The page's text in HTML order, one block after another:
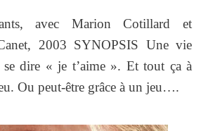
avec Marion Cotillard et
2003 SYNOPSIS Une vie
se dire « je t’aime ». Et tout ça à
Ou peut-être grâce à un jeu….